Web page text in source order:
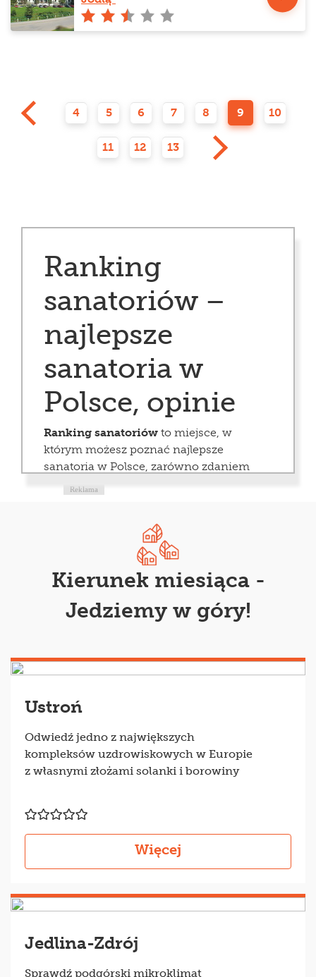
4 5 6 7 8 9 10
11 12 13
Ranking
sanatoriów –
najlepsze
sanatoria w
Polsce, opinie
Ranking sanatoriów to miejsce, w
którym możesz poznać najlepsze
sanatoria w Polsce, zarówno zdaniem
naszej redakcji, jak i użytkowników.
opisom i ocenom użytkowników z
pewnością znajdziesz idealnie miejsce
Najlepsze sanatoria w
Polsce
Jakie są najlepsze sanatoria w Polsce?
Ciężko jednoznacznie udzielić
ma inne upodobania i zwraca uwagę na
miejsca najczęściej wpływa, co najmniej
kilka czynników:
profil leczenia,
lokalizacja,
niepełnosprawnych,
zabiegi
pielęgniarska,
bezpłatny dostęp do Internetu,
możliwość zabrania ze sobą pupila, duży
Reklama
Kierunek miesiąca -
Jedziemy w góry!
Ustroń
Odwiedź jedno z największych
kompleksów uzdrowiskowych w Europie
z własnymi złożami solanki i borowiny
Więcej
Jedlina-Zdrój
Sprawdź podgórski mikroklimat